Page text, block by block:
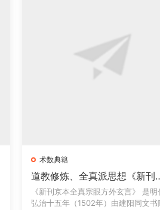
术数典籍
道教修炼、全真派思想《新刊
（京本）全真宗眼方外玄言》
卷+《新刊（京本）群仙悟道物
《新刊京本全真宗眼方外玄言》‌ 是明
弘治十五年（1502年）由建阳同文书